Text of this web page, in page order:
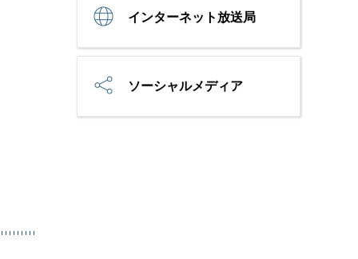
インターネット放送局
ソーシャルメディア